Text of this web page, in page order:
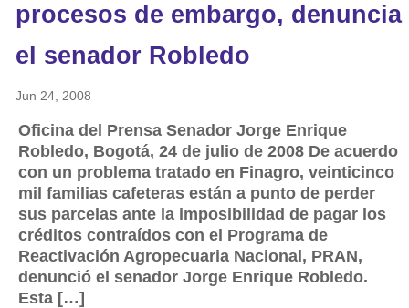
procesos de embargo, denuncia
el senador Robledo
Jun 24, 2008
Oficina del Prensa Senador Jorge Enrique
Robledo, Bogotá, 24 de julio de 2008 De acuerdo
con un problema tratado en Finagro, veinticinco
mil familias cafeteras están a punto de perder
sus parcelas ante la imposibilidad de pagar los
créditos contraídos con el Programa de
Reactivación Agropecuaria Nacional, PRAN,
denunció el senador Jorge Enrique Robledo.
Esta […]